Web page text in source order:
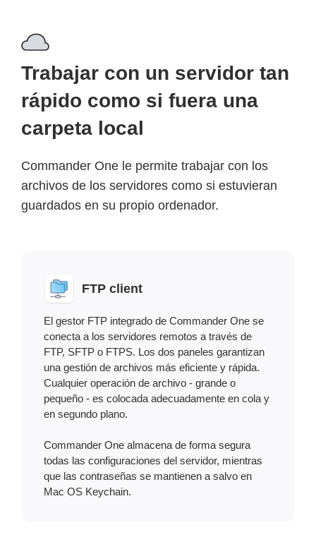
Trabajar con un servidor tan
rápido como si fuera una
carpeta local
Commander One le permite trabajar con los
archivos de los servidores como si estuvieran
guardados en su propio ordenador.
FTP client
El gestor FTP integrado de Commander One se
conecta a los servidores remotos a través de
FTP, SFTP o FTPS. Los dos paneles garantizan
una gestión de archivos más eficiente y rápida.
Cualquier operación de archivo - grande o
pequeño - es colocada adecuadamente en cola y
en segundo plano.
Commander One almacena de forma segura
todas las configuraciones del servidor, mientras
que las contraseñas se mantienen a salvo en
Mac OS Keychain.